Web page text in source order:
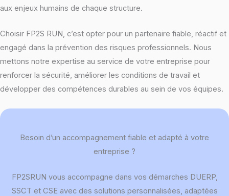
aux enjeux humains de chaque structure.
Choisir FP2S RUN, c’est opter pour un partenaire fiable, réactif et
engagé dans la prévention des risques professionnels. Nous
mettons notre expertise au service de votre entreprise pour
renforcer la sécurité, améliorer les conditions de travail et
développer des compétences durables au sein de vos équipes.
Besoin d’un accompagnement fiable et adapté à votre
entreprise ?
FP2SRUN vous accompagne dans vos démarches DUERP,
SSCT et CSE avec des solutions personnalisées, adaptées